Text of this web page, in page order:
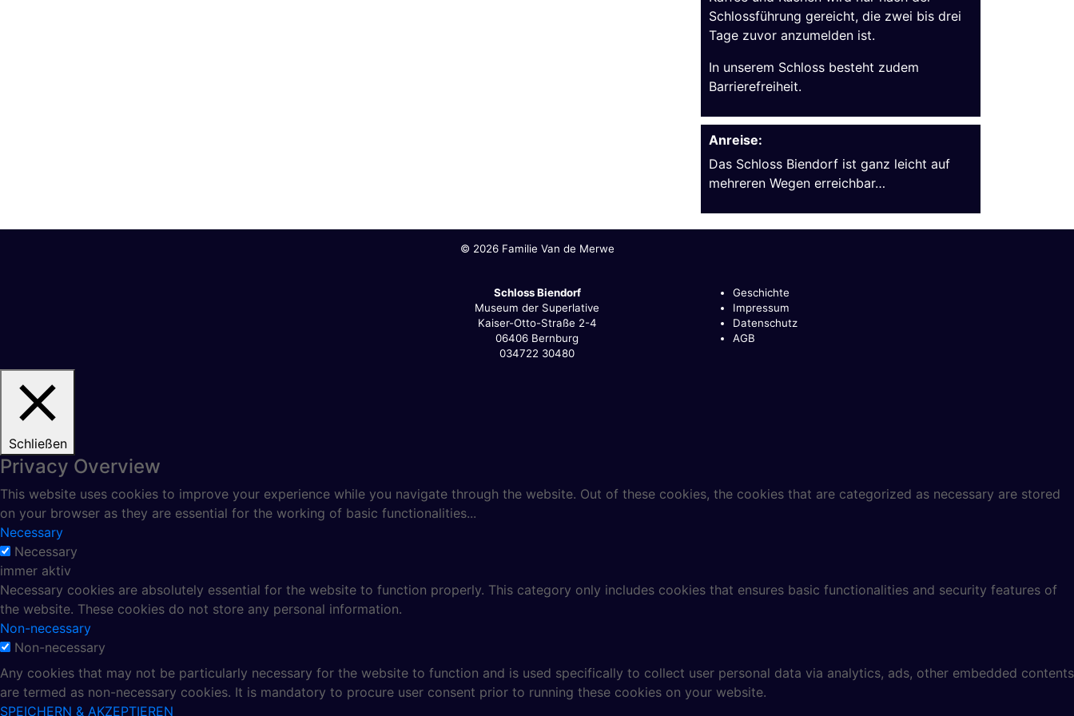
Schlossführung gereicht, die zwei bis drei
Tage zuvor anzumelden ist.
In unserem Schloss besteht zudem
Barrierefreiheit.
Anreise:
Das Schloss Biendorf ist ganz leicht auf
mehreren Wegen erreichbar…
© 2026 Familie Van de Merwe
Schloss Biendorf
Museum der Superlative
Kaiser-Otto-Straße 2-4
06406 Bernburg
034722 30480
Geschichte
Impressum
Datenschutz
AGB
Schließen
Privacy Overview
This website uses cookies to improve your experience while you navigate through the website. Out of these cookies, the cookies that are categorized as necessary are stored
on your browser as they are essential for the working of basic functionalities...
Necessary
Necessary
immer aktiv
Necessary cookies are absolutely essential for the website to function properly. This category only includes cookies that ensures basic functionalities and security features of
the website. These cookies do not store any personal information.
Non-necessary
Non-necessary
Any cookies that may not be particularly necessary for the website to function and is used specifically to collect user personal data via analytics, ads, other embedded contents
are termed as non-necessary cookies. It is mandatory to procure user consent prior to running these cookies on your website.
SPEICHERN & AKZEPTIEREN